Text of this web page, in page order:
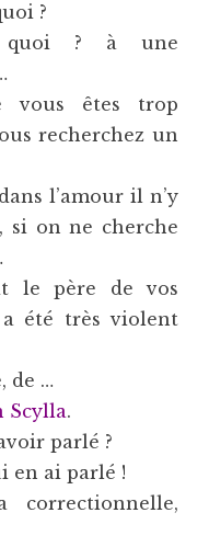
?
? à une
vous êtes trop
recherchez un
l’amour il n’y
si on ne cherche
le père de vos
a été très violent
de …
Scylla.
parlé ?
en ai parlé !
correctionnelle,